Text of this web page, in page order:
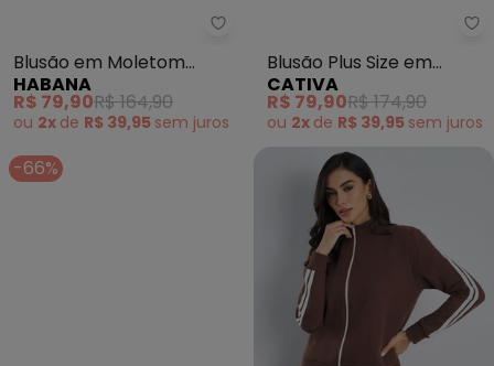
Habana - Blusão em Moletom
Blusão em Moletom
Peluciado (Marrom
Escuro)
HABANA
R$ 79,90R$ 164,90
ou 2x de R$ 39,95 semjuros
Blusão Plus Size em
Moletom (Marrom)
CATIVA
R$ 79,90R$ 174,90
ou 2x de R$ 39,95 semjuros
-66%